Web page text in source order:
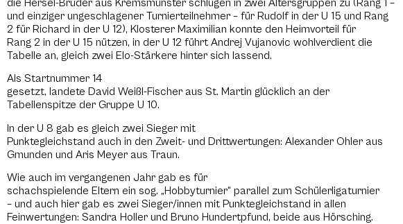
die Hersel-Brüder aus Kremsmünster schlugen in zwei Altersgruppen zu (Rang 1 –
und einziger ungeschlagener Turnierteilnehmer – für Rudolf in der U 15 und Rang
2 für Richard in der U 12), Klosterer Maximilian konnte den Heimvorteil für
Rang 2 in der U 15 nützen, in der U 12 führt Andrej Vujanovic wohlverdient die
Tabelle an, gleich zwei Elo-Stärkere hinter sich lassend.
Als Startnummer 14
gesetzt, landete David Weißl-Fischer aus St. Martin glücklich an der
Tabellenspitze der Gruppe U 10.
In der U 8 gab es gleich zwei Sieger mit
Punktegleichstand auch in den Zweit- und Drittwertungen: Alexander Ohler aus
Gmunden und Aris Meyer aus Traun.
Wie auch im vergangenen Jahr gab es für
schachspielende Eltern ein sog. „Hobbyturnier“ parallel zum Schülerligaturnier
– und auch hier gab es zwei Sieger/innen mit Punktegleichstand in allen
Feinwertungen: Sandra Holler und Bruno Hundertpfund, beide aus Hörsching.